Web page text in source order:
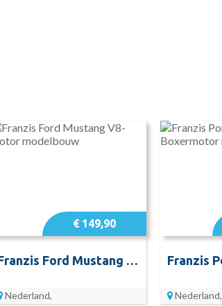
€ 149,90
Franzis Ford Mustang V8-motor modelbouw
Nederland, Nederland,